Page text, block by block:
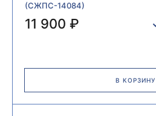
(СЖПС-14084)
11 900 ₽
В КОРЗИНУ